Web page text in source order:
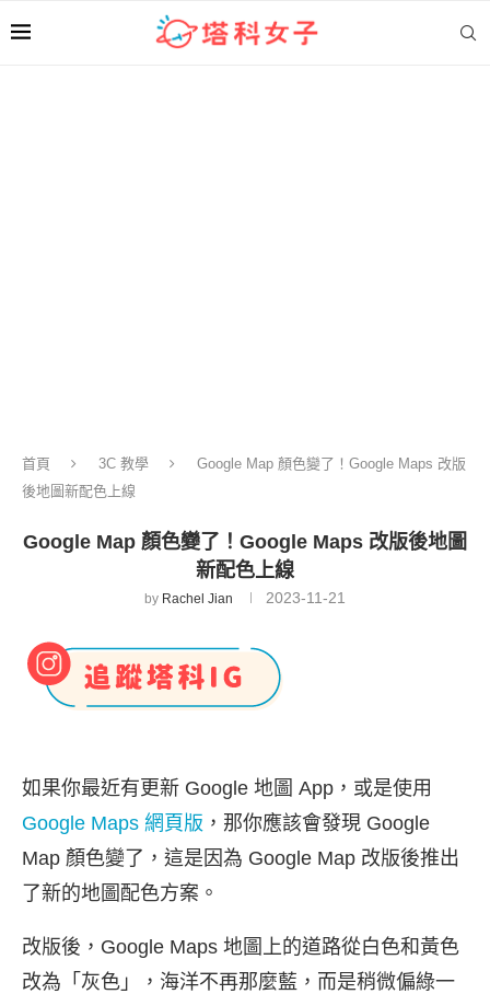
首頁 3C 教學
Google Map 顏色變了！Google Maps 改版
後地圖新配色上線
Google Map 顏色變了！Google Maps 改版後地圖
新配色上線
by Rachel Jian 2023-11-21
如果你最近有更新 Google 地圖 App，或是使用
Google Maps 網頁版 ，那你應該會發現 Google
Map 顏色變了，這是因為 Google Map 改版後推出
了新的地圖配色方案。
改版後，Google Maps 地圖上的道路從白色和黃色
改為「灰色」，海洋不再那麼藍，而是稍微偏綠一